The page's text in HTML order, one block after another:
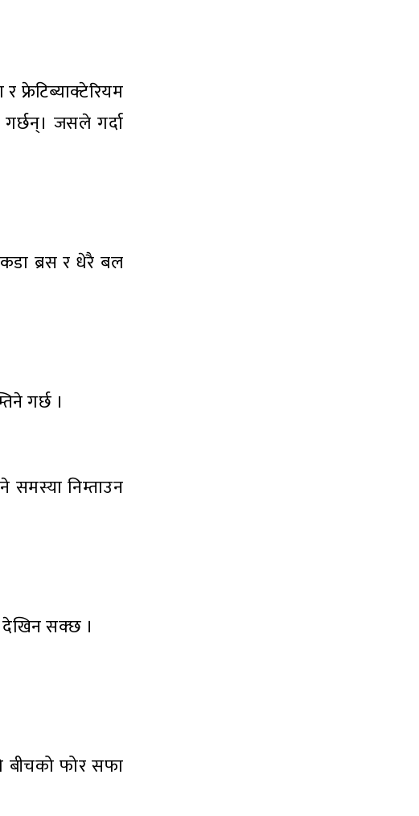
फ्रेटिब्याक्टेरियम
जसले गर्दा
ब्रस र धेरै बल
गर्छ ।
समस्या निम्ताउन
देखिन सक्छ ।
बीचको फोर सफा